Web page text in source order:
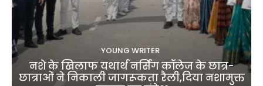
YOUNG WRITER
नशे के खिलाफ यथार्थ नर्सिंग कॉलेज के छात्र-
छात्राओं ने निकाली जागरूकता रैली,दिया नशामुक्त